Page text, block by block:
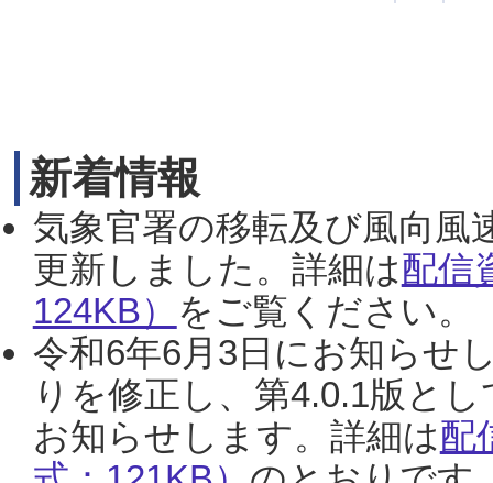
新着情報
気象官署の移転及び風向風
更新しました。詳細は配信
124KB） をご覧ください。
令和6年6月3日にお知らせ
りを修正し、第4.0.1版と
お知らせします。詳細は配